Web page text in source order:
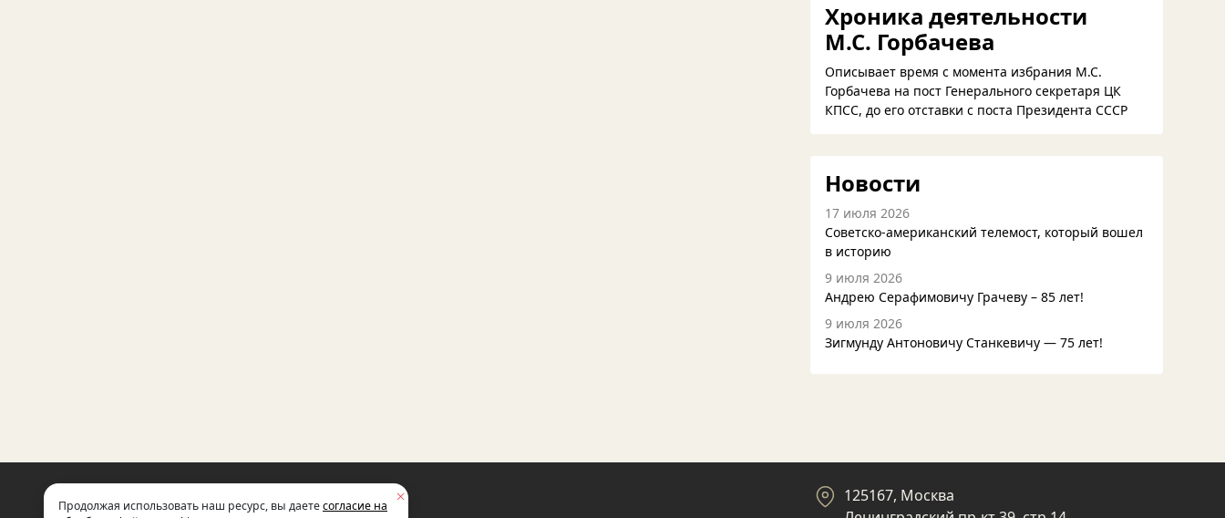
Хроника деятельности
М.С. Горбачева
Описывает время с момента избрания М.С.
Горбачева на пост Генерального секретаря ЦК
КПСС, до его отставки с поста Президента СССР
Новости
17 июля 2026
Советско-американский телемост, который вошел
в историю
9 июля 2026
Андрею Серафимовичу Грачеву – 85 лет!
9 июля 2026
Зигмунду Антоновичу Станкевичу — 75 лет!
МЕЖДУНАРОДНЫЙ ФОНД
125167, Москва
Продолжая использовать наш ресурс, вы даетесогласие на